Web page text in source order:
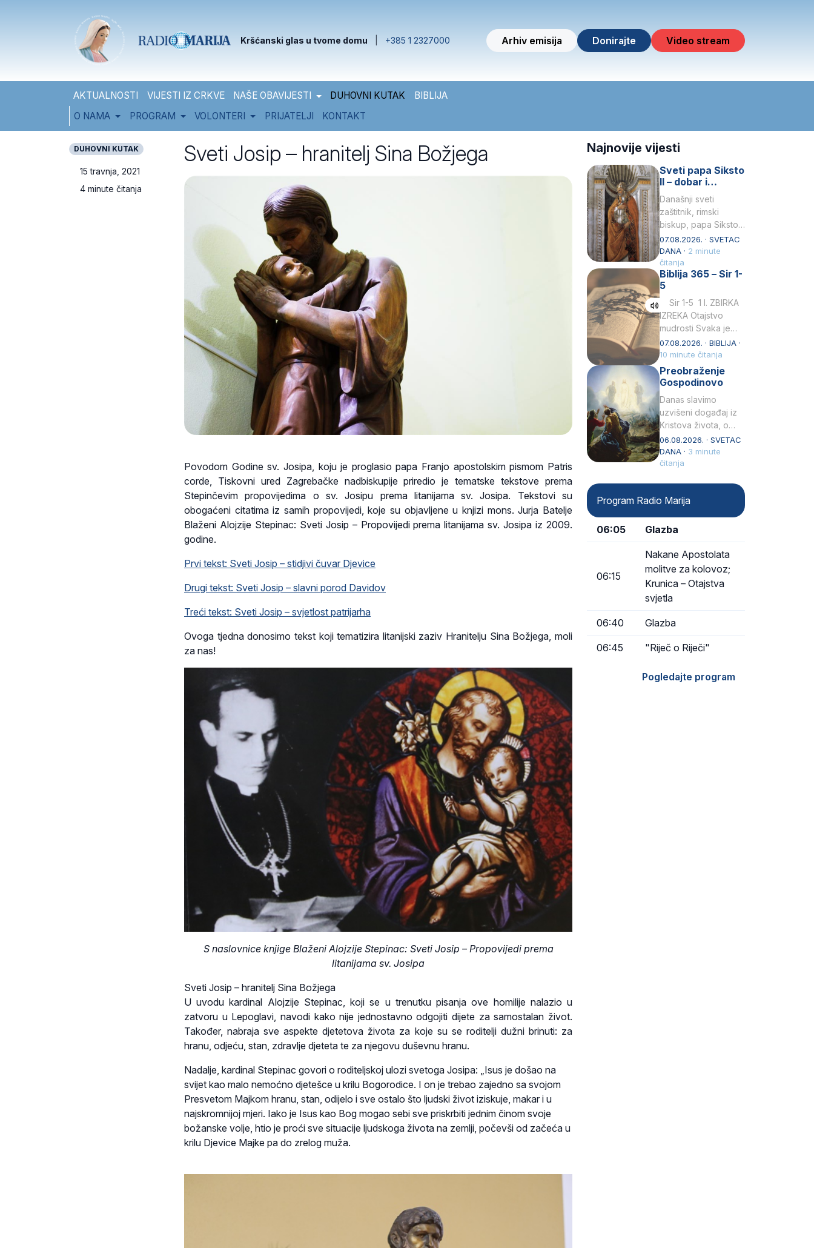
Kršćanski glas u tvome domu +385 1 2327000 Arhiv emisija Donirajte Video stream
AKTUALNOSTI VIJESTI IZ CRKVE NAŠE OBAVIJESTI DUHOVNI KUTAK
BIBLIJA
O NAMA
PROGRAM VOLONTERI PRIJATELJI KONTAKT
DUHOVNI KUTAK
15 travnja, 2021
4 minute čitanja
Sveti Josip – hranitelj Sina Božjega
Povodom Godine sv. Josipa, koju je proglasio papa Franjo apostolskim pismom Patris
corde, Tiskovni ured Zagrebačke nadbiskupije priredio je tematske tekstove prema
Stepinčevim propovijedima o sv. Josipu prema litanijama sv. Josipa. Tekstovi su
obogaćeni citatima iz samih propovijedi, koje su objavljene u knjizi mons. Jurja Batelje
Blaženi Alojzije Stepinac: Sveti Josip – Propovijedi prema litanijama sv. Josipa iz 2009.
godine.
Prvi tekst: Sveti Josip – stidjivi čuvar Djevice
Drugi tekst: Sveti Josip – slavni porod Davidov
Treći tekst: Sveti Josip – svjetlost patrijarha
Ovoga tjedna donosimo tekst koji tematizira litanijski zaziv Hranitelju Sina Božjega, moli
za nas!
S naslovnice knjige Blaženi Alojzije Stepinac: Sveti Josip – Propovijedi prema
litanijama sv. Josipa
Sveti Josip – hranitelj Sina Božjega
U uvodu kardinal Alojzije Stepinac, koji se u trenutku pisanja ove homilije nalazio u
zatvoru u Lepoglavi, navodi kako nije jednostavno odgojiti dijete za samostalan život.
Također, nabraja sve aspekte djetetova života za koje su se roditelji dužni brinuti: za
hranu, odjeću, stan, zdravlje djeteta te za njegovu duševnu hranu.
Nadalje, kardinal Stepinac govori o roditeljskoj ulozi svetoga Josipa: „Isus je došao na
svijet kao malo nemoćno djetešce u krilu Bogorodice. I on je trebao zajedno sa svojom
Presvetom Majkom hranu, stan, odijelo i sve ostalo što ljudski život iziskuje, makar i u
najskromnijoj mjeri. Iako je Isus kao Bog mogao sebi sve priskrbiti jednim činom svoje
božanske volje, htio je proći sve situacije ljudskoga života na zemlji, počevši od začeća u
krilu Djevice Majke pa do zrelog muža.
Najnovije vijesti
Sveti papa Siksto
II – dobar i
miroljubiv pastir
Današnji sveti
zaštitnik, rimski
biskup, papa Siksto
(Sixtus) II, prema
knjizi Liber
Pontificalis bio je
rođenjem Grk.
Obnovio je odnose s
afričkim…
07.08.2026. · SVETAC
DANA · 2 minute
čitanja
Biblija 365 – Sir 1-
5
Sir 1-5 1 I. ZBIRKA
IZREKA Otajstvo
mudrosti Svaka je
mudrost od Gospoda
i s njime je dovijeka.2
Tko će…
07.08.2026. · BIBLIJA ·
10 minute čitanja
Preobraženje
Gospodinovo
Danas slavimo
uzvišeni događaj iz
Kristova života, o
kojem nas izvješćuju
evanđelisti Matej,
Marko i Luka te sveti
06.08.2026. · SVETAC
DANA · 3 minute
čitanja
Program Radio Marija
06:05 Glazba
06:15
Nakane Apostolata
molitve za kolovoz;
Krunica – Otajstva
svjetla
06:40 Glazba
06:45 "Riječ o Riječi"
Pogledajte program